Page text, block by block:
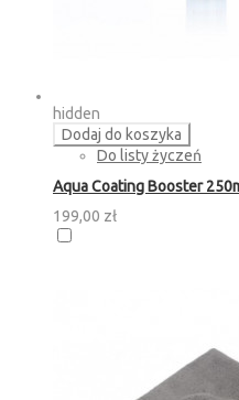
hidden
Dodaj do koszyka
Do listy życzeń
Aqua Coating Booster
199,00 zł